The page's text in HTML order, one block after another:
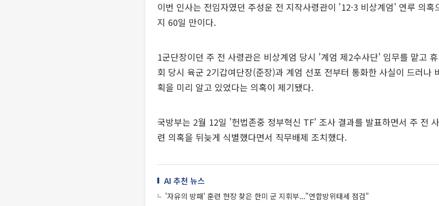
이번 인사는 전임자였던 주성운 전 지작사령관이 '12·3 비상계엄' 연루 의혹
지 60일 만이다.
1군단장이던 주 전 사령관은 비상계엄 당시 '계엄 제2수사단' 임무를 맡고
회 당시 육군 2기갑여단장(준장)과 계엄 선포 전부터 통화한 사실이 드러나
획을 미리 알고 있었다는 의혹이 제기됐다.
국방부는 2월 12일 '헌법존중 정부혁신 TF' 조사 결과를 발표하면서 주 전
련 의혹을 뒤늦게 식별했다면서 직무배제 조치했다.
AI 추천 뉴스
'자유의 방패' 훈련 현장 찾은 한미 군 지휘부..."연합방위태세 점검"